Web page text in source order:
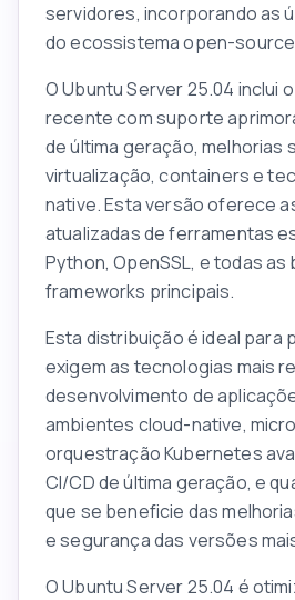
servidores, incorporando as
do ecossistema open-
O Ubuntu Server 25.04 inclui
recente com suporte
de última geração, melhorias
virtualização, containers e
native. Esta versão oferece
atualizadas de ferramentas
Python, OpenSSL, e todas as
frameworks principais.
Esta distribuição é ideal para
exigem as tecnologias mais
desenvolvimento de
ambientes cloud-native,
orquestração Kubernetes
CI/CD de última geração, e
que se beneficie das
e segurança das versões
O Ubuntu Server 25.04 é